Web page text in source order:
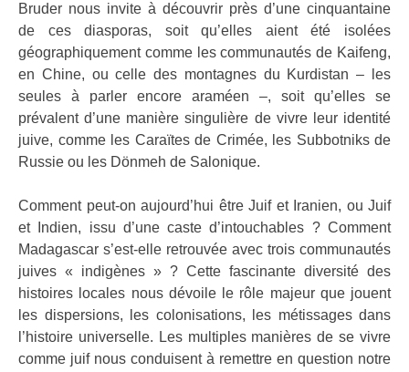
Bruder nous invite à découvrir près d’une cinquantaine
de ces diasporas, soit qu’elles aient été isolées
géographiquement comme les communautés de Kaifeng,
en Chine, ou celle des montagnes du Kurdistan – les
seules à parler encore araméen –, soit qu’elles se
prévalent d’une manière singulière de vivre leur identité
juive, comme les Caraïtes de Crimée, les Subbotniks de
Russie ou les Dönmeh de Salonique.
Comment peut-on aujourd’hui être Juif et Iranien, ou Juif
et Indien, issu d’une caste d’intouchables ? Comment
Madagascar s’est-elle retrouvée avec trois communautés
juives « indigènes » ? Cette fascinante diversité des
histoires locales nous dévoile le rôle majeur que jouent
les dispersions, les colonisations, les métissages dans
l’histoire universelle. Les multiples manières de se vivre
comme juif nous conduisent à remettre en question notre